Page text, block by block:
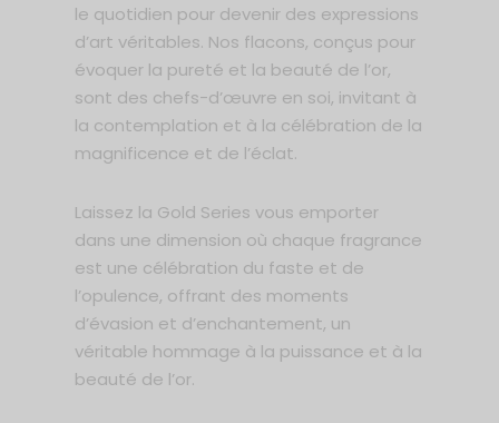
le quotidien pour devenir des expressions
d’art véritables. Nos flacons, conçus pour
évoquer la pureté et la beauté de l’or,
sont des chefs-d’œuvre en soi, invitant à
la contemplation et à la célébration de la
magnificence et de l’éclat.
Laissez la Gold Series vous emporter
dans une dimension où chaque fragrance
est une célébration du faste et de
l’opulence, offrant des moments
d’évasion et d’enchantement, un
véritable hommage à la puissance et à la
beauté de l’or.